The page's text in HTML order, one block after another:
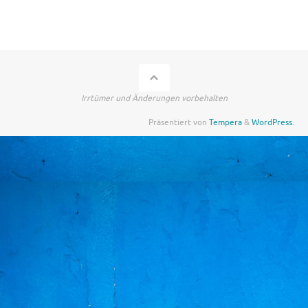
Irrtümer und Änderungen vorbehalten
Präsentiert von Tempera&WordPress.